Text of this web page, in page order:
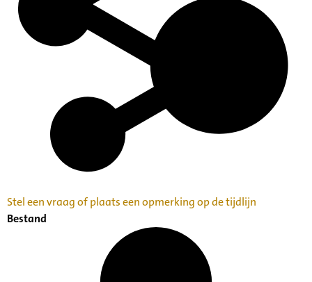
Stel een vraag of plaats een opmerking op de tijdlijn
Bestand